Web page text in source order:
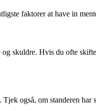
faktorer at have in
skuldre. Hvis du ofte
også, om standeren